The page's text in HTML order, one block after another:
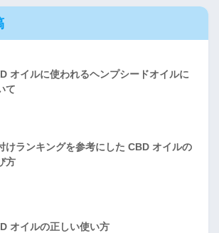
オイルに使われるヘンプシードオイルに
て
けランキングを参考にした CBD オイルの
方
オイルの正しい使い方